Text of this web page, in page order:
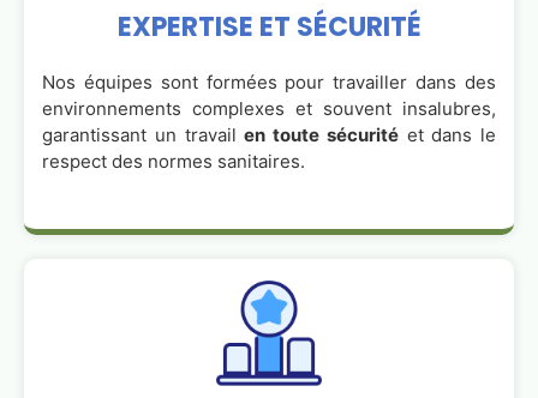
EXPERTISE ET SÉCURITÉ
Nos équipes sont formées pour travailler dans des
environnements complexes et souvent insalubres,
garantissant un travailen toute sécuritéet dans le
respect des normes sanitaires.